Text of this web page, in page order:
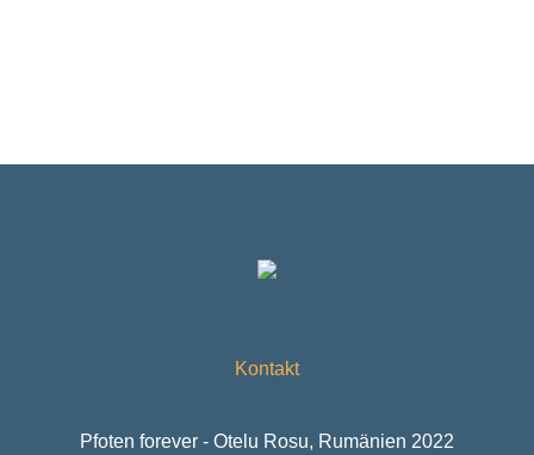
Kontakt
Pfoten forever - Otelu Rosu, Rumänien 2022